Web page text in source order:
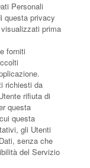
Personali
questa privacy
prima
forniti
richiesti da
rifiuta di
questa
questa
gli Utenti
senza che
del Servizio